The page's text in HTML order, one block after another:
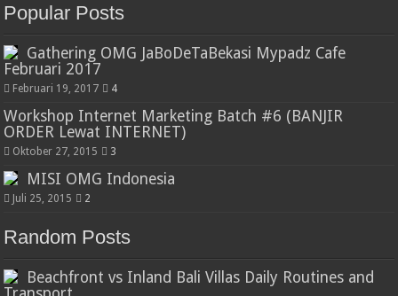
Popular Posts
Gathering OMG JaBoDeTaBekasi Mypadz Cafe
Februari 2017
Februari 19, 2017 4
Workshop Internet Marketing Batch #6 (BANJIR
ORDER Lewat INTERNET)
Oktober 27, 2015 3
MISI OMG Indonesia
Juli 25, 2015 2
Random Posts
Beachfront vs Inland Bali Villas Daily Routines and